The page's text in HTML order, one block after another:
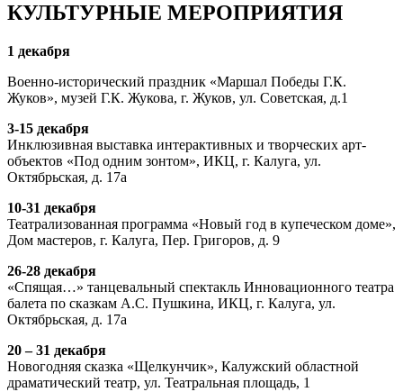
КУЛЬТУРНЫЕ МЕРОПРИЯТИЯ
1 декабря
Военно-исторический праздник «Маршал Победы Г.К.
Жуков», музей Г.К. Жукова, г. Жуков, ул. Советская, д.1
3-15 декабря
Инклюзивная выставка интерактивных и творческих арт-
объектов «Под одним зонтом», ИКЦ, г. Калуга, ул.
Октябрьская, д. 17а
10-31 декабря
Театрализованная программа «Новый год в купеческом доме»,
Дом мастеров, г. Калуга, Пер. Григоров, д. 9
26-28 декабря
«Спящая…» танцевальный спектакль Инновационного театра
балета по сказкам А.С. Пушкина, ИКЦ, г. Калуга, ул.
Октябрьская, д. 17а
20 – 31 декабря
Новогодняя сказка «Щелкунчик», Калужский областной
драматический театр, ул. Театральная площадь, 1